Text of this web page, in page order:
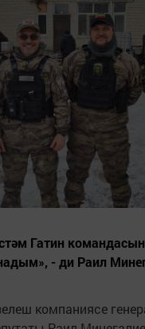
Гатин
- ди Раил
компаниясе